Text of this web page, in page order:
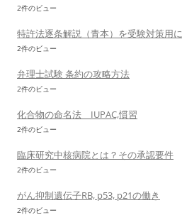
2件のビュー
特許法逐条解説（青本）を受験対策用
2件のビュー
弁理士試験 条約の攻略方法
2件のビュー
化合物の命名法 IUPAC,慣習
2件のビュー
臨床研究中核病院とは？その承認要件
2件のビュー
がん抑制遺伝子RB, p53, p21の働き
2件のビュー